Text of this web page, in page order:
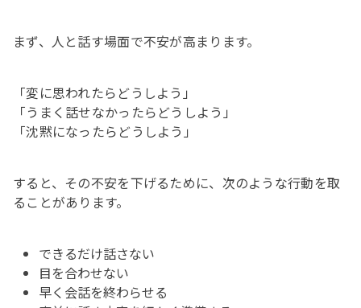
まず、人と話す場面で不安が高まります。
「変に思われたらどうしよう」
「うまく話せなかったらどうしよう」
「沈黙になったらどうしよう」
すると、その不安を下げるために、次のような行動を取
ることがあります。
できるだけ話さない
目を合わせない
早く会話を終わらせる